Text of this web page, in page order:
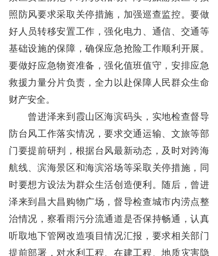
照防风要求采取关停措施，加强巡查监控。要做
好人员转移安置工作，强化电力、通信、交通等
基础设施的保障，确保应急抢险工作顺利开展。
要做好应急物资准备，强化值班值守，安排应急
救援力量分片负责，全力以赴保障人民群众生命
财产安全。
曾进泽来到霞山区海滨码头，实地检查督导
防台风工作落实情况，要求交通运输、文旅等部
门要提前研判，根据台风最新动态，及时对跨海
航线、滨海景区和海滨浴场等采取关停措施，同
时要想方设法为群众生活创造便利。随后，曾进
泽来到昌大昌购物广场，督导检查城市内涝点整
治情况，察看雨污分流通道是否保持畅通，认真
听取地下管网改造项目情况汇报，要求相关部门
提前部署，对水利工程、在建工程、地质灾害隐